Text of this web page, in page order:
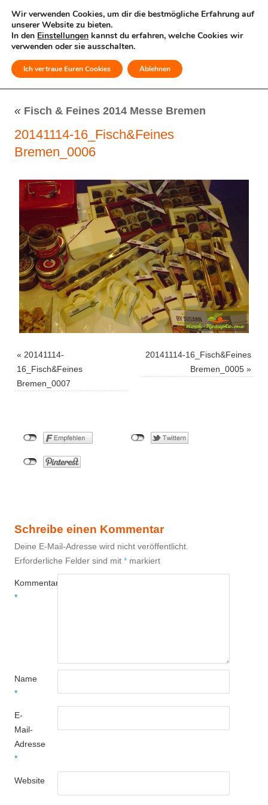
MENÜ
« Fisch & Feines 2014 Messe Bremen
20141114-16_Fisch&Feines
Bremen_0006
« 20141114-
16_Fisch&Feines
Bremen_0007
20141114-16_Fisch&Feines
Bremen_0005 »
Schreibe einen Kommentar
Deine E-Mail-Adresse wird nicht veröffentlicht.
Erforderliche Felder sind mit * markiert
Kommentar
*
Name
*
E-
Mail-
Adresse
*
Website
Wir verwenden Cookies, um dir die bestmögliche Erfahrung auf
unserer Website zu bieten.
In den Einstellungen kannst du erfahren, welche Cookies wir
verwenden oder sie ausschalten.
Ich vertraue Euren Cookies Ablehnen